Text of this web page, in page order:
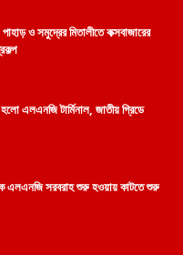
ও সমুদ্রের মিতালীতে কক্সবাজারের
এলএনজি টার্মিনাল, জাতীয় গ্রিডে
এলএনজি সরবরাহ শুরু হওয়ায় কাটতে শুরু